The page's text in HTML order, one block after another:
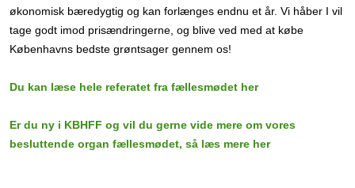
økonomisk bæredygtig og kan forlænges endnu et år. Vi håber I vil
tage godt imod prisændringerne, og blive ved med at købe
Københavns bedste grøntsager gennem os!
Du kan læse hele referatet fra fællesmødet her
Er du ny i KBHFF og vil du gerne vide mere om vores
besluttende organ fællesmødet, så læs mere her